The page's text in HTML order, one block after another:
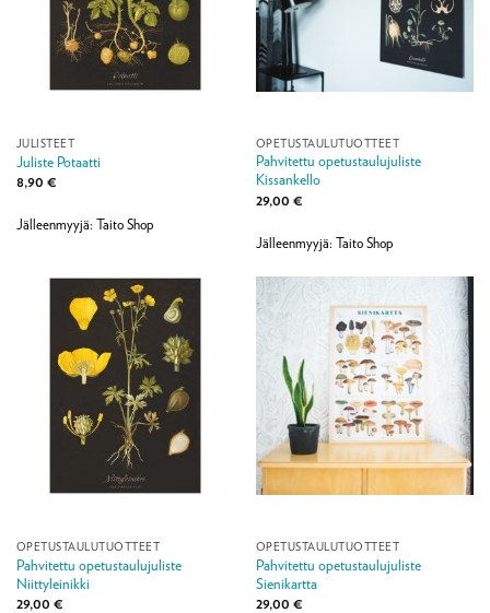
JULISTEET
Juliste Potaatti
8,90 €
Jälleenmyyjä: Taito Shop
OPETUSTAULUTUOTTEET
Pahvitettu opetustaulujuliste
Kissankello
29,00 €
Jälleenmyyjä: Taito Shop
OPETUSTAULUTUOTTEET
Pahvitettu opetustaulujuliste
Niittyleinikki
29,00 €
OPETUSTAULUTUOTTEET
Pahvitettu opetustaulujuliste
Sienikartta
29,00 €